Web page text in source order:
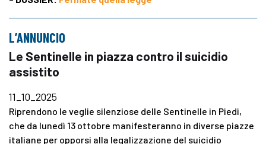
L’ANNUNCIO
Le Sentinelle in piazza contro il suicidio
assistito
11_10_2025
Riprendono le veglie silenziose delle Sentinelle in Piedi,
che da lunedì 13 ottobre manifesteranno in diverse piazze
italiane per opporsi alla legalizzazione del suicidio